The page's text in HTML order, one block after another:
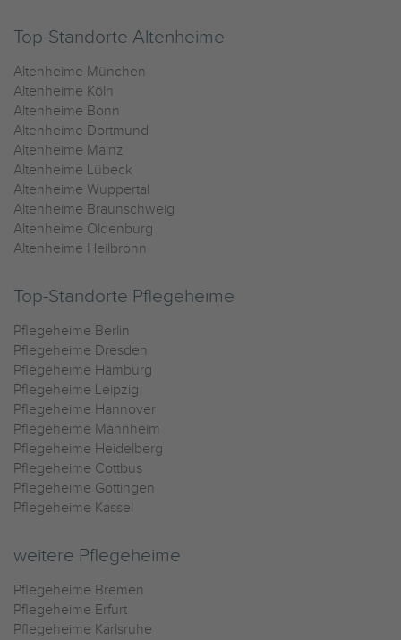
Top-Standorte Altenheime
Altenheime München
Altenheime Köln
Altenheime Bonn
Altenheime Dortmund
Altenheime Mainz
Altenheime Lübeck
Altenheime Wuppertal
Altenheime Braunschweig
Altenheime Oldenburg
Altenheime Heilbronn
Top-Standorte Pflegeheime
Pflegeheime Berlin
Pflegeheime Dresden
Pflegeheime Hamburg
Pflegeheime Leipzig
Pflegeheime Hannover
Pflegeheime Mannheim
Pflegeheime Heidelberg
Pflegeheime Cottbus
Pflegeheime Göttingen
Pflegeheime Kassel
weitere Pflegeheime
Pflegeheime Bremen
Pflegeheime Erfurt
Pflegeheime Karlsruhe